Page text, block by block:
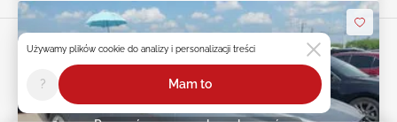
Używamy plików cookie do analizy i personalizacji treści
? Mam to